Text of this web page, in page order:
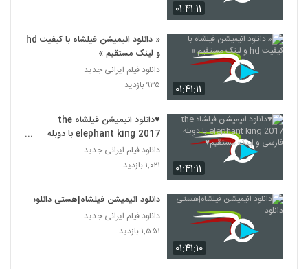
۰۱:۴۱:۱۱
۰۱:۴۱:۱۱
« دانلود انیمیشن فیلشاه با کیفیت hd
و لینک مستقیم »
دانلود فیلم ایرانی جدید
۹۳۵ بازدید
۰۱:۴۱:۱۱
♥دانلود انیمیشن فیلشاه the
elephant king 2017 با دوبله
فارسی و لینک مستقیم♥
دانلود فیلم ایرانی جدید
۱,۰۲۱ بازدید
۰۱:۴۱:۱۰
دانلود انیمیشن فیلشاه|هستی دانلود
دانلود فیلم ایرانی جدید
۱,۵۵۱ بازدید